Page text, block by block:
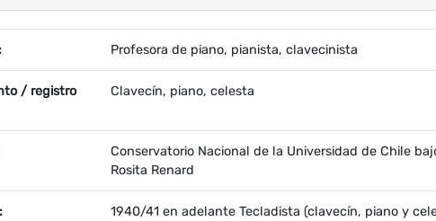
Profesora de piano, pianista, clavecinista
/ registro
Clavecín, piano, celesta
Conservatorio Nacional de la Universidad de Chile
Rosita Renard
1940/41 en adelante Tecladista (clavecín, piano y